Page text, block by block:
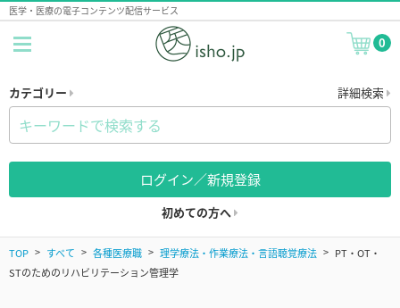
医学・医療の電子コンテンツ配信サービス
0
カテゴリー 詳細検索
ログイン／新規登録
初めての方へ
TOP すべて 各種医療職 理学療法・作業療法・言語聴覚療法
PT・OT・
STのためのリハビリテーション管理学